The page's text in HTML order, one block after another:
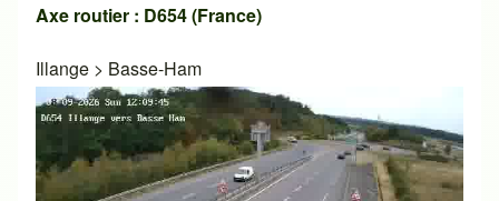
Axe routier : D654 (France)
Illange > Basse-Ham